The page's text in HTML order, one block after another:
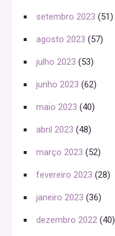
setembro 2023 (51)
agosto 2023 (57)
julho 2023 (53)
junho 2023 (62)
maio 2023 (40)
abril 2023 (48)
março 2023 (52)
fevereiro 2023 (28)
janeiro 2023 (36)
dezembro 2022 (40)